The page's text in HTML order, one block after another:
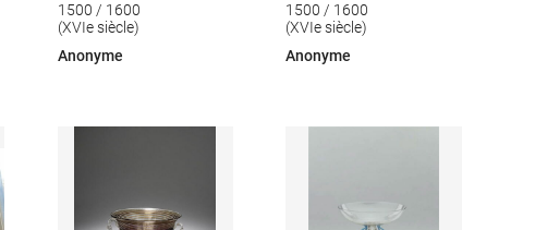
1500 / 1600
(XVIe siècle)
Anonyme
1500 / 1600
(XVIe siècle)
Anonyme